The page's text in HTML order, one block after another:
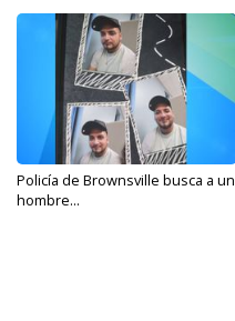
Policía de Brownsville busca a un
hombre...